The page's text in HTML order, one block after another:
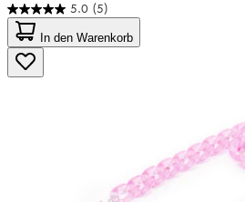
5.0 (5)
5.0
von
5
Sternen.
5
In den Warenkorb